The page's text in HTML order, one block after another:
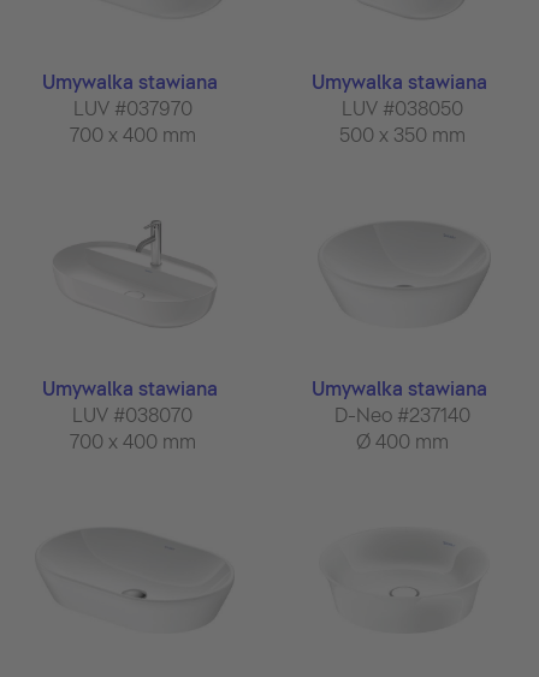
Umywalka stawiana
LUV #037970
700 x 400 mm
Umywalka stawiana
LUV #038050
500 x 350 mm
Umywalka stawiana
LUV #038070
700 x 400 mm
Umywalka stawiana
D-Neo #237140
Ø 400 mm